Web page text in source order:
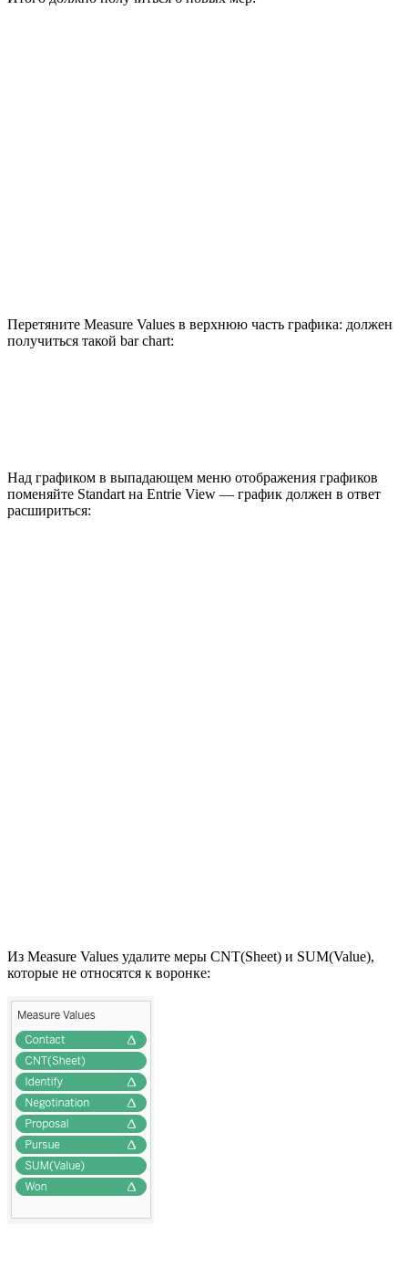
Перетяните Measure Values в верхнюю часть графика: должен
получиться такой bar chart:
Над графиком в выпадающем меню отображения графиков
поменяйте Standart на Entrie View — график должен в ответ
расшириться:
Из Measure Values удалите меры CNT(Sheet) и SUM(Value),
которые не относятся к воронке: